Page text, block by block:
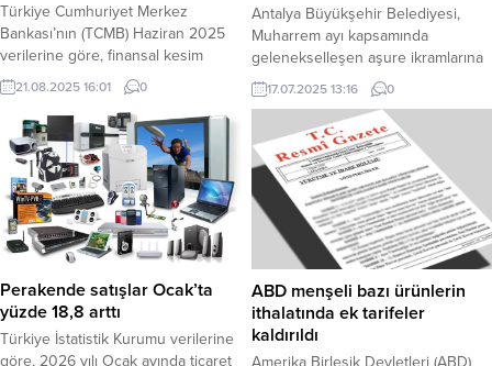
Türkiye Cumhuriyet Merkez
Bankası’nın (TCMB) Haziran 2025
verilerine göre, finansal kesim
dışındaki firmaların net döviz
pozisyonu açığı 185,793 milyar
dolara yükseldi ve bir önceki
döneme kıyasla 8,355 milyar dolar
arttı. Haber Merkezi – Türkiye
Cumhuriyet Merkez Bankası
(TCMB), Haziran 2025 dönemine ait
Finansal Kesim Dışındaki Firmaların
Döviz Varlık ve Yükümlülükleri...
21.08.2025 16:01 0
Antalya Büyükşehir Belediyesi,
Muharrem ayı kapsamında
gelenekselleşen aşure ikramlarına
devam ediyor. Antalya Büyükşehir
Belediyesi her yıl düzenlediği ve
geleneksel hale getirdiği aşure
ikramını sürdürüyor. Antalya
Büyükşehir Belediyesi Sosyal
Hizmetler Dairesi Başkanlığı’na
bağlı aşevlerinde özenle hazırlanan
aşureler merkezde ve ilçelerdeki
vatandaşlara ulaştırılıyor.
aşureyi tadan vatandaşlar ve
yabancı...
17.07.2025 13:16 0
Perakende satışlar Ocak’ta
yüzde 18,8 arttı
Türkiye İstatistik Kurumu verilerine
göre, 2026 yılı Ocak ayında ticaret
ABD menşeli bazı ürünlerin
ithalatında ek tarifeler
kaldırıldı
Amerika Birleşik Devletleri (ABD)